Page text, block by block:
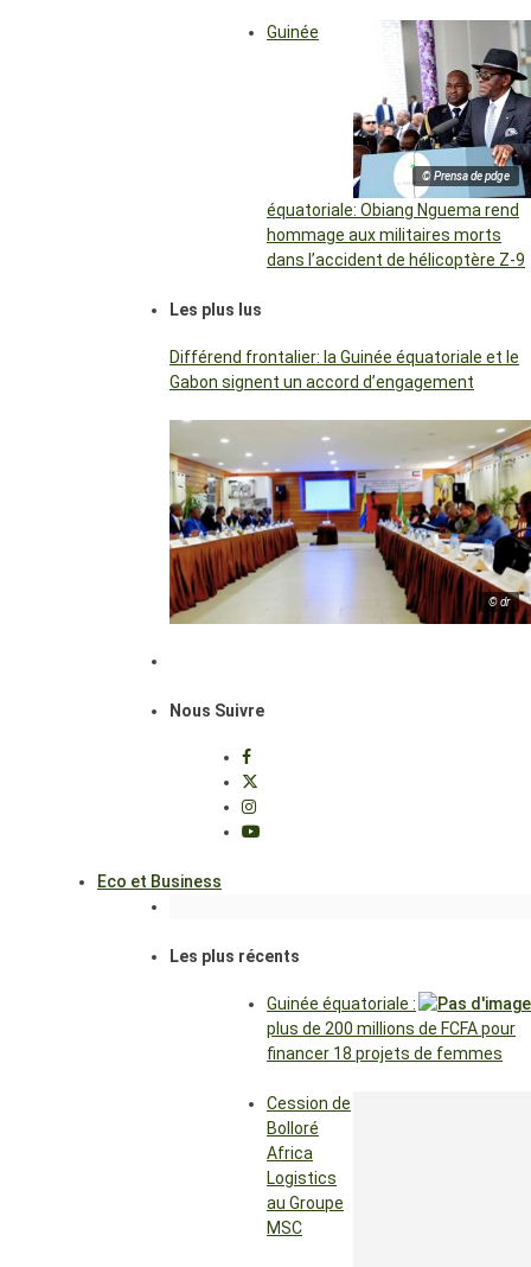
© Prensa de pdge
Guinée
équatoriale: Obiang Nguema rend
hommage aux militaires morts
dans l’accident de hélicoptère Z-9
Les plus lus
Différend frontalier: la Guinée équatoriale et le
Gabon signent un accord d’engagement
© dr
Nous Suivre
Eco et Business
Les plus récents
Guinée équatoriale :
plus de 200 millions de FCFA pour
financer 18 projets de femmes
Cession de
Bolloré
Africa
Logistics
au Groupe
MSC